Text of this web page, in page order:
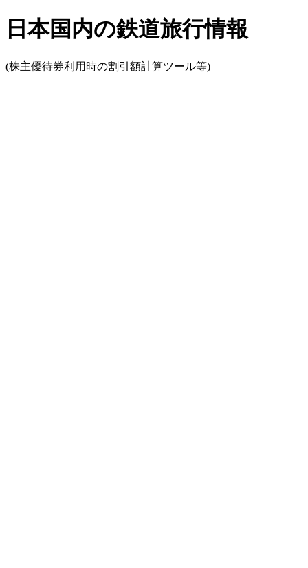
日本国内の鉄道旅行情報
(株主優待券利用時の割引額計算ツール等)